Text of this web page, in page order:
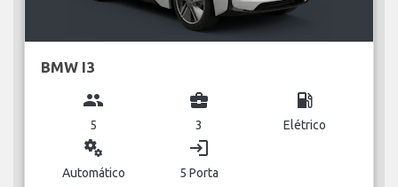
BMW I3
group
5
business_center
3
local_gas_station
Elétrico
miscellaneous_services
Automático
login
5 Porta